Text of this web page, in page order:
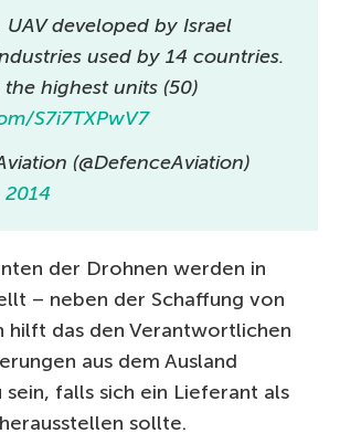
developed by Israel
used by 14 countries.
highest units (50)
S7i7TXPwV7
(@DefenceAviation)
der Drohnen werden in
– neben der Schaffung von
hilft das den Verantwortlichen
aus dem Ausland
sein, falls sich ein Lieferant als
sollte.